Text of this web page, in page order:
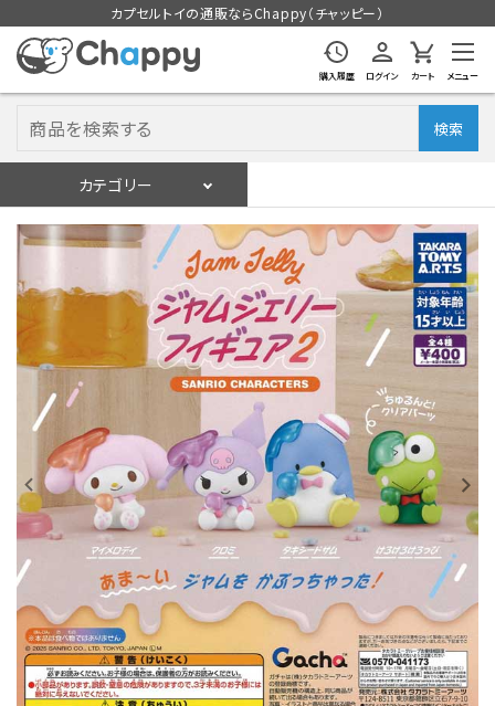
カプセルトイの通販ならChappy（チャッピー）
購入履歴 ログイン カート メニュー
検索
カテゴリー
ログイン 会員登録
入荷スケジュールをチェック
カプセルトイマシン本体
カプセルトイ
販促用空カプセル
レンタル
景品・玩具・文具
販促用カプセルトイ